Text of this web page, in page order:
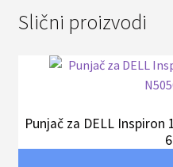
Slični proizvodi
Punjač za DELL Inspiron